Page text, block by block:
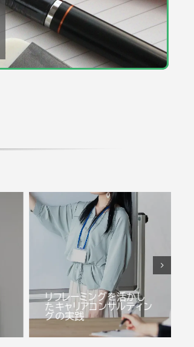
リフレーミングを活かし
たキャリアコンサルティン
グの実践